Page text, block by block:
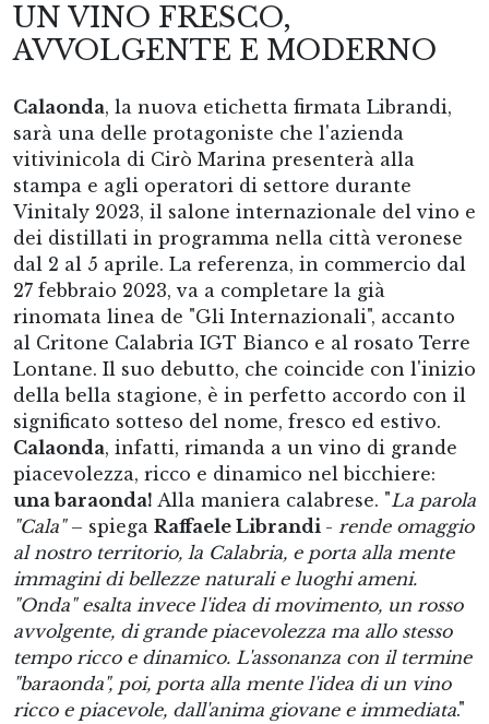
UN VINO FRESCO,
AVVOLGENTE E MODERNO
Calaonda, la nuova etichetta firmata Librandi,
sarà una delle protagoniste che l'azienda
vitivinicola di Cirò Marina presenterà alla
stampa e agli operatori di settore durante
Vinitaly 2023, il salone internazionale del vino e
dei distillati in programma nella città veronese
dal 2 al 5 aprile. La referenza, in commercio dal
27 febbraio 2023, va a completare la già
rinomata linea de "Gli Internazionali", accanto
al Critone Calabria IGT Bianco e al rosato Terre
Lontane. Il suo debutto, che coincide con l'inizio
della bella stagione, è in perfetto accordo con il
significato sotteso del nome, fresco ed estivo.
Calaonda, infatti, rimanda a un vino di grande
piacevolezza, ricco e dinamico nel bicchiere:
una baraonda! Alla maniera calabrese. "La parola
"Cala"– spiega Raffaele Librandi - rende omaggio
al nostro territorio, la Calabria, e porta alla mente
immagini di bellezze naturali e luoghi ameni.
"Onda" esalta invece l'idea di movimento, un rosso
avvolgente, di grande piacevolezza ma allo stesso
tempo ricco e dinamico. L'assonanza con il termine
"baraonda", poi, porta alla mente l'idea di un vino
ricco e piacevole, dall'anima giovane e immediata."